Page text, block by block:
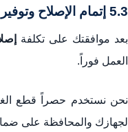
5.3 إتمام الإصلاح وتوفير الضمان على قطع الغيار الأصلية
بعد موافقتك على تكلفة
العمل فوراً.
نحن نستخدم حصراً قطع
لجهازك والمحافظة على